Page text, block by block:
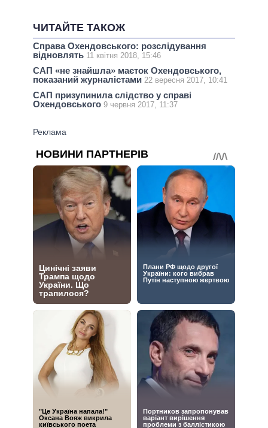
ЧИТАЙТЕ ТАКОЖ
Справа Охендовського: розслідування
відновлять 11 квітня 2018, 15:46
САП «не знайшла» маєток Охендовського,
показаний журналістами 22 вересня 2017, 10:41
САП призупинила слідство у справі
Охендовського 9 червня 2017, 11:37